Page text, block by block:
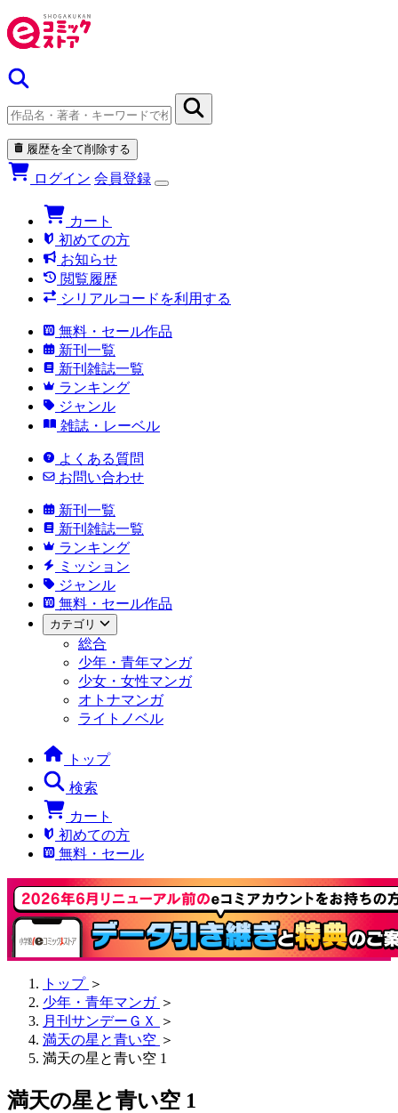
履歴を全て削除する
ログイン 会員登録
カート
初めての方
お知らせ
閲覧履歴
シリアルコードを利用する
無料・セール作品
新刊一覧
新刊雑誌一覧
ランキング
ジャンル
雑誌・レーベル
よくある質問
お問い合わせ
新刊一覧
新刊雑誌一覧
ランキング
ミッション
ジャンル
無料・セール作品
カテゴリ
総合
少年・青年マンガ
少女・女性マンガ
オトナマンガ
ライトノベル
トップ
検索
カート
初めての方
無料・セール
トップ ＞
少年・青年マンガ ＞
月刊サンデーＧＸ
＞
満天の星と青い空 ＞
満天の星と青い空 1
満天の星と青い空 1